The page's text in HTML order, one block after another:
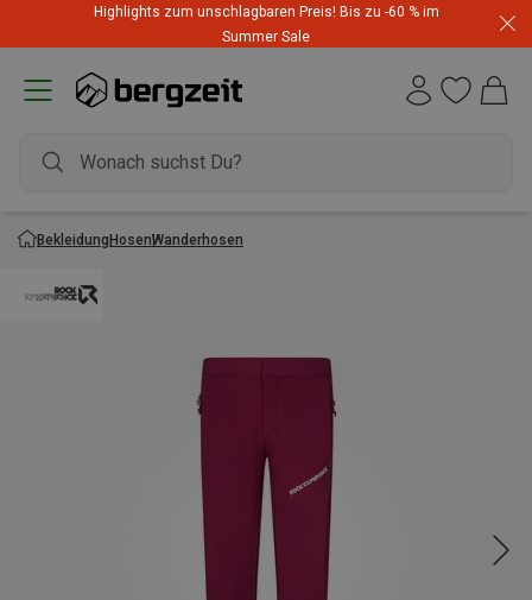
Highlights zum unschlagbaren Preis! Bis zu -60 % im
Summer Sale
BekleidungHosenWanderhosen